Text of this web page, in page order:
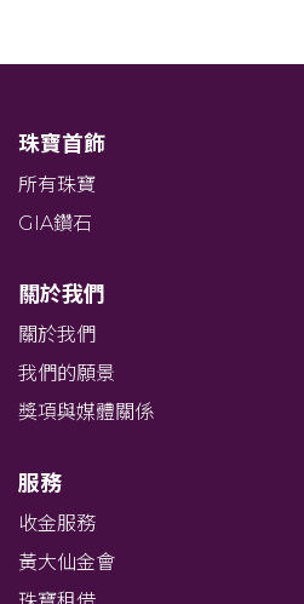
珠寶首飾
所有珠寶
GIA鑽石
關於我們
關於我們
我們的願景
獎項與媒體關係
服務
收金服務
黃大仙金會